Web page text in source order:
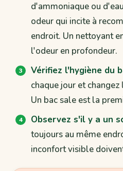
d'ammoniaque ou
odeur qui incite à
endroit. Un nettoyant
l'odeur en profondeur.
Vérifiez l'hygiène du
chaque jour et
Un bac sale est la
Observez s'il y a un
toujours au même
inconfort visible